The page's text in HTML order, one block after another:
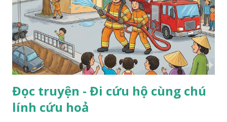
Đọc truyện - Đi cứu hộ cùng chú
lính cứu hoả